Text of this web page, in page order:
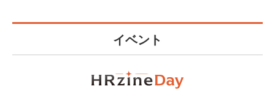
イベント